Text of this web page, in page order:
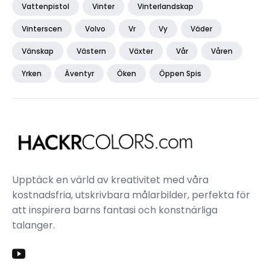
Vattenpistol Vinter Vinterlandskap
Vinterscen Volvo Vr Vy Väder
Vänskap Västern Växter Vår Våren
Yrken Äventyr Öken Öppen Spis
Upptäck en värld av kreativitet med våra
kostnadsfria, utskrivbara målarbilder, perfekta för
att inspirera barns fantasi och konstnärliga
talanger.